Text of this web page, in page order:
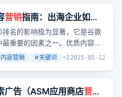
营销指南：出海企业如何
？
排名的影响极为显著，它是谷歌
重要的因素之一。优质内容是
发布的内容，既能吸引目标受众
题。
内容营销 #关键词 +22025-05-12
广告（ASM应用商店营